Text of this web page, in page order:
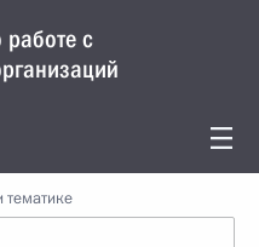
работе с
тематике